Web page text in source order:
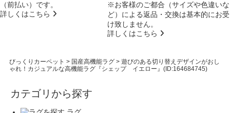
（前払い）です。
詳しくはこちら
※お客様のご都合（サイズや色違いな
ど）による返品・交換は基本的にお受
け致しません。
詳しくはこちら
びっくりカーペット > 国産高機能ラグ> 遊びのある切り替えデザインがおし
ゃれ！カジュアルな高機能ラグ『シェップ イエロー』(ID:164684745)
カテゴリから探す